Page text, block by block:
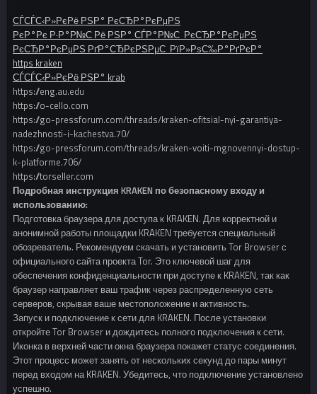
СЃСЃС‹Р»РєРё РЅР° РєСЂР°РєРµРЅ
РєР°Рє Р·Р°Р№С‚Рё РЅР° СЃР°Р№С‚ РєСЂР°РєРµРЅ
РєСЂР°РєРµРЅ РґР°СЂРєРЅРµС‚ РїР»РѕС‰Р°РґРєР°
https kraken
СЃСЃС‹Р»РєРё РЅР° krab
https://eng.au.edu
https://o-cello.com
https://go-pressforum.com/threads/kraken-ofitsial-nyi-garantiya-
nadezhnosti-i-kachestva.70/
https://go-pressforum.com/threads/kraken-voiti-mgnovennyi-dostup-
k-platforme.706/
https://torseller.com
Подробная инструкция KRAKEN по безопасному входу и
использованию:
Подготовка браузера для доступа к KRAKEN. Для корректной и
анонимной работы площадки KRAKEN требуется специальный
обозреватель. Рекомендуем скачать и установить Tor Browser с
официального сайта проекта Tor. Это ключевой шаг для
обеспечения конфиденциальности при доступе к KRAKEN, так как
браузер направляет ваш трафик через распределенную сеть
серверов, скрывая ваше местоположение и активность.
Запуск и подключение к сети для KRAKEN. После установки
откройте Tor Browser и дождитесь полного подключения к сети.
Иконка в верхней части окна браузера покажет статус соединения.
Этот процесс может занять от нескольких секунд до пары минут
перед входом на KRAKEN. Убедитесь, что подключение установлено
успешно.